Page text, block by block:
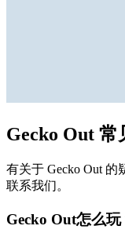
Gecko Out
有关于 Gecko Out
联系我们。
Gecko Out怎么玩